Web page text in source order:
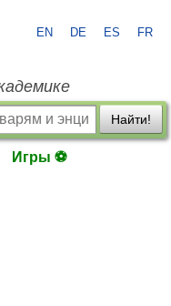
EN DE ES FR
Найти!
Игры ⚽